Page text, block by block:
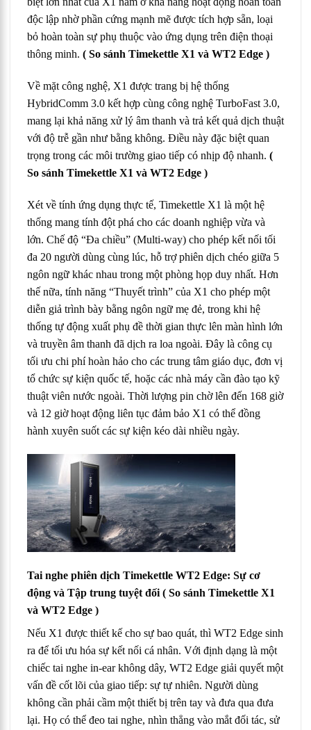
độc lập nhờ phần cứng mạnh mẽ được tích hợp sẵn, loại
bỏ hoàn toàn sự phụ thuộc vào ứng dụng trên điện thoại
thông minh. ( So sánh Timekettle X1 và WT2 Edge )
Về mặt công nghệ, X1 được trang bị hệ thống
HybridComm 3.0 kết hợp cùng công nghệ TurboFast 3.0,
mang lại khả năng xử lý âm thanh và trả kết quả dịch thuật
với độ trễ gần như bằng không. Điều này đặc biệt quan
trọng trong các môi trường giao tiếp có nhịp độ nhanh. (
So sánh Timekettle X1 và WT2 Edge )
Xét về tính ứng dụng thực tế, Timekettle X1 là một hệ
thống mang tính đột phá cho các doanh nghiệp vừa và
lớn. Chế độ “Đa chiều” (Multi-way) cho phép kết nối tối
đa 20 người dùng cùng lúc, hỗ trợ phiên dịch chéo giữa 5
ngôn ngữ khác nhau trong một phòng họp duy nhất. Hơn
thế nữa, tính năng “Thuyết trình” của X1 cho phép một
diễn giả trình bày bằng ngôn ngữ mẹ đẻ, trong khi hệ
thống tự động xuất phụ đề thời gian thực lên màn hình lớn
và truyền âm thanh đã dịch ra loa ngoài. Đây là công cụ
tối ưu chi phí hoàn hảo cho các trung tâm giáo dục, đơn vị
tổ chức sự kiện quốc tế, hoặc các nhà máy cần đào tạo kỹ
thuật viên nước ngoài. Thời lượng pin chờ lên đến 168 giờ
và 12 giờ hoạt động liên tục đảm bảo X1 có thể đồng
hành xuyên suốt các sự kiện kéo dài nhiều ngày.
Tai nghe phiên dịch Timekettle WT2 Edge: Sự cơ
động và Tập trung tuyệt đối ( So sánh Timekettle X1
và WT2 Edge )
Nếu X1 được thiết kế cho sự bao quát, thì WT2 Edge sinh
ra để tối ưu hóa sự kết nối cá nhân. Với định dạng là một
chiếc tai nghe in-ear không dây, WT2 Edge giải quyết một
vấn đề cốt lõi của giao tiếp: sự tự nhiên. Người dùng
không cần phải cầm một thiết bị trên tay và đưa qua đưa
lại. Họ có thể đeo tai nghe, nhìn thẳng vào mắt đối tác, sử